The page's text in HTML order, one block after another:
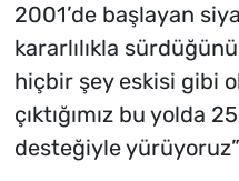
2001’de başlayan
kararlılıkla
hiçbir şey eskisi gibi
çıktığımız bu yolda
desteğiyle